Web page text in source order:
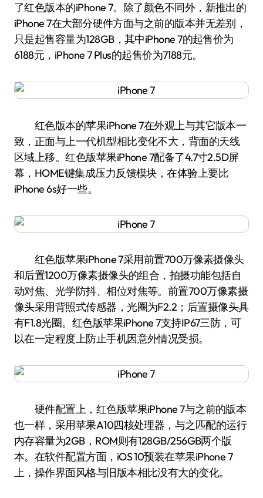
了红色版本的iPhone 7。除了颜色不同外，新推出的
iPhone 7在大部分硬件方面与之前的版本并无差别，
只是起售容量为128GB，其中iPhone 7的起售价为
6188元，iPhone 7 Plus的起售价为7188元。
红色版本的苹果iPhone 7在外观上与其它版本一
致，正面与上一代机型相比变化不大，背面的天线
区域上移。红色版苹果iPhone 7配备了4.7寸2.5D屏
幕，HOME键集成压力反馈模块，在体验上要比
iPhone 6s好一些。
红色版苹果iPhone 7采用前置700万像素摄像头
和后置1200万像素摄像头的组合，拍摄功能包括自
动对焦、光学防抖、相位对焦等。前置700万像素摄
像头采用背照式传感器，光圈为F2.2；后置摄像头具
有F1.8光圈。红色版苹果iPhone 7支持IP67三防，可
以在一定程度上防止手机因意外情况受损。
硬件配置上，红色版苹果iPhone 7与之前的版本
也一样，采用苹果A10四核处理器，与之匹配的运行
内存容量为2GB，ROM则有128GB/256GB两个版
本。在软件配置方面，iOS 10预装在苹果iPhone 7
上，操作界面风格与旧版本相比没有大的变化。